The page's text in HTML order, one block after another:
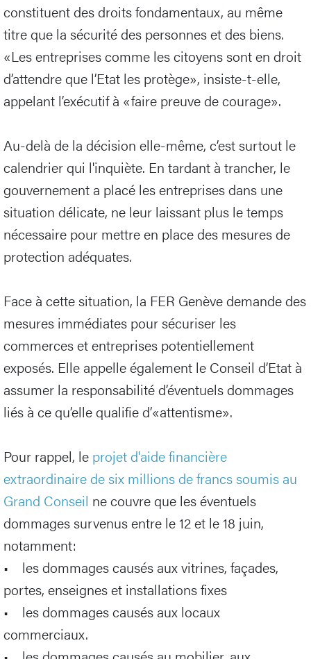
constituent des droits fondamentaux, au même
titre que la sécurité des personnes et des biens.
«Les entreprises comme les citoyens sont en droit
d’attendre que l’Etat les protège», insiste-t-elle,
appelant l’exécutif à «faire preuve de courage».
Au-delà de la décision elle-même, c’est surtout le
calendrier qui l'inquiète. En tardant à trancher, le
gouvernement a placé les entreprises dans une
situation délicate, ne leur laissant plus le temps
nécessaire pour mettre en place des mesures de
protection adéquates.
Face à cette situation, la FER Genève demande des
mesures immédiates pour sécuriser les
commerces et entreprises potentiellement
exposés. Elle appelle également le Conseil d’Etat à
assumer la responsabilité d’éventuels dommages
liés à ce qu’elle qualifie d’«attentisme».
Pour rappel, le projet d'aide financière
extraordinaire de six millions de francs soumis au
Grand Conseil ne couvre que les éventuels
dommages survenus entre le 12 et le 18 juin,
notamment:
• les dommages causés aux vitrines, façades,
portes, enseignes et installations fixes
• les dommages causés aux locaux
commerciaux.